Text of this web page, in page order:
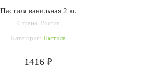
Пастила ванильная 2 кг.
Страна: Россия
Категория: Пастила
1416 ₽